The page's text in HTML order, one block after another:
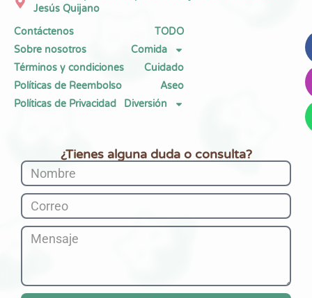
Jesús Quijano
Contáctenos
Sobre nosotros
Términos y condiciones
Políticas de Reembolso
Políticas de Privacidad
TODO
Comida
Cuidado
Aseo
Diversión
¿Tienes alguna duda o consulta?